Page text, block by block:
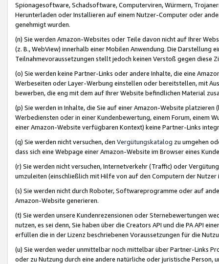
Spionagesoftware, Schadsoftware, Computerviren, Würmern,
Herunterladen oder Installieren auf einem Nutzer-Computer oder
genehmigt wurden.
(n) Sie werden Amazon-Websites oder Teile davon nicht auf Ihrer
(z. B., WebView) innerhalb einer Mobilen Anwendung. Die Darstellung
Teilnahmevoraussetzungen stellt jedoch keinen Verstoß gegen diese
(o) Sie werden keine Partner-Links oder andere Inhalte, die eine
Werbeseiten oder Layer-Werbung einstellen oder bereitstellen, mit
bewerben, die eng mit dem auf Ihrer Website befindlichen Material
(p) Sie werden in Inhalte, die Sie auf einer Amazon-Website
Werbediensten oder in einer Kundenbewertung, einem Forum, einem
einer Amazon-Website verfügbaren Kontext) keine Partner-Links
(q) Sie werden nicht versuchen, den Vergütungskatalog zu umgehen
dass sich eine Webpage einer Amazon-Website im Browser eines
(r) Sie werden nicht versuchen, Internetverkehr (Traffic) oder
umzuleiten (einschließlich mit Hilfe von auf den Computern der
(s) Sie werden nicht durch Roboter, Softwareprogramme oder auf
Amazon-Website generieren.
(t) Sie werden unsere Kundenrezensionen oder Sternebewertungen
nutzen, es sei denn, Sie haben über die Creators API und die PA API
erfüllen die in der Lizenz beschriebenen Voraussetzungen für die
(u) Sie werden weder unmittelbar noch mittelbar über Partner-Links
oder zu Nutzung durch eine andere natürliche oder juristische